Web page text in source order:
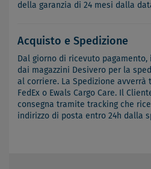
della garanzia di 24 mesi dalla
Acquisto e Spedizione
Dal giorno di ricevuto
dai magazzini Desivero per la
al corriere. La Spedizione avverrà
FedEx o Ewals Cargo Care. Il
consegna tramite tracking che
indirizzo di posta entro 24h dalla